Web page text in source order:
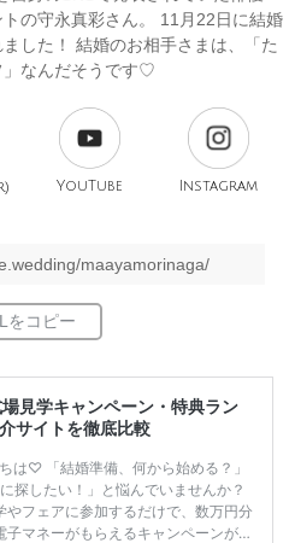
の守永真彩さん。 11月22日に結婚
した！ 結婚のお相手さまは、「た
」なんだそうです♡
YouTube Instagram
maayamorinaga/
見学キャンペーン・特典ラン
サイトを徹底比較
は♡ 「結婚準備、何から始める？」
に探したい！」と悩んでいませんか？
やフェアに参加するだけで、数万円分
子マネーがもらえるキャンペーンがあ